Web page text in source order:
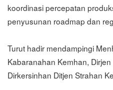
koordinasi percepatan
penyusunan roadmap dan
Turut hadir mendampingi
Kabaranahan Kemhan,
Dirkersinhan Ditjen Strahan